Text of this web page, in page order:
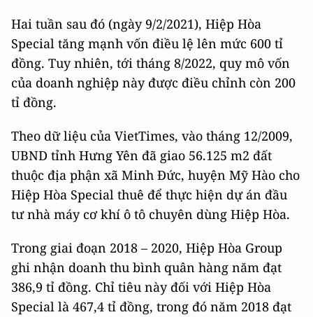
Hai tuần sau đó (ngày 9/2/2021), Hiệp Hòa
Special tăng mạnh vốn điều lệ lên mức 600 tỉ
đồng. Tuy nhiên, tới tháng 8/2022, quy mô vốn
của doanh nghiệp này được điều chỉnh còn 200
tỉ đồng.
Theo dữ liệu của VietTimes, vào tháng 12/2009,
UBND tỉnh Hưng Yên đã giao 56.125 m2 đất
thuộc địa phận xã Minh Đức, huyện Mỹ Hào cho
Hiệp Hòa Special thuê để thực hiện dự án đầu
tư nhà máy cơ khí ô tô chuyên dùng Hiệp Hòa.
Trong giai đoạn 2018 – 2020, Hiệp Hòa Group
ghi nhận doanh thu bình quân hàng năm đạt
386,9 tỉ đồng. Chỉ tiêu này đối với Hiệp Hòa
Special là 467,4 tỉ đồng, trong đó năm 2018 đạt